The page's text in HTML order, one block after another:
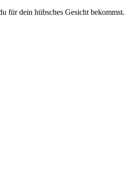
für dein hübsches Gesicht bekommst.